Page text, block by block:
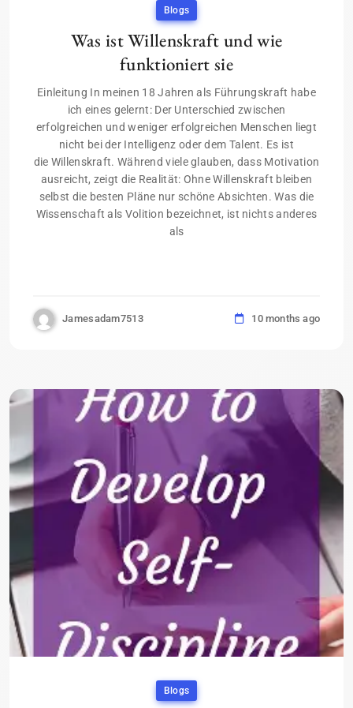
Blogs
Was ist Willenskraft und wie
funktioniert sie
Einleitung In meinen 18 Jahren als Führungskraft habe
ich eines gelernt: Der Unterschied zwischen
erfolgreichen und weniger erfolgreichen Menschen liegt
nicht bei der Intelligenz oder dem Talent. Es ist
die Willenskraft. Während viele glauben, dass Motivation
ausreicht, zeigt die Realität: Ohne Willenskraft bleiben
selbst die besten Pläne nur schöne Absichten. Was die
Wissenschaft als Volition bezeichnet, ist nichts anderes
als
Jamesadam7513 10 months ago
Blogs